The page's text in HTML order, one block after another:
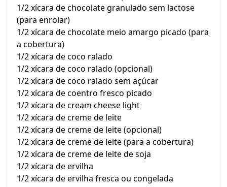
1/2 xícara de chocolate granulado sem lactose
(para enrolar)
1/2 xícara de chocolate meio amargo picado (para
a cobertura)
1/2 xícara de coco ralado
1/2 xícara de coco ralado (opcional)
1/2 xícara de coco ralado sem açúcar
1/2 xícara de coentro fresco picado
1/2 xícara de cream cheese light
1/2 xícara de creme de leite
1/2 xícara de creme de leite (opcional)
1/2 xícara de creme de leite (para a cobertura)
1/2 xícara de creme de leite de soja
1/2 xícara de ervilha
1/2 xícara de ervilha fresca ou congelada